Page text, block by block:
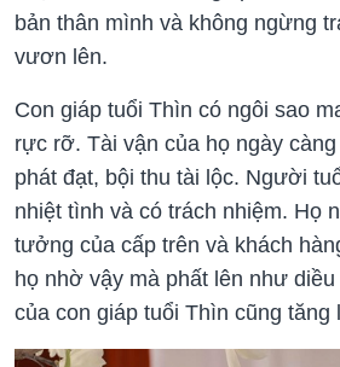
bản thân mình và không ngừng
vươn lên.
Con giáp tuổi Thìn có ngôi sao
rực rỡ. Tài vận của họ ngày
phát đạt, bội thu tài lộc. Người
nhiệt tình và có trách nhiệm. Họ
tưởng của cấp trên và khách
họ nhờ vậy mà phất lên như
của con giáp tuổi Thìn cũng tăng